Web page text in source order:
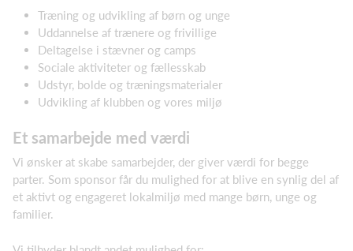
Træning og udvikling af børn og unge
Uddannelse af trænere og frivillige
Deltagelse i stævner og camps
Sociale aktiviteter og fællesskab
Udstyr, bolde og træningsmaterialer
Udvikling af klubben og vores miljø
Et samarbejde med værdi
Vi ønsker at skabe samarbejder, der giver værdi for begge
parter. Som sponsor får du mulighed for at blive en synlig del af
et aktivt og engageret lokalmiljø med mange børn, unge og
familier.